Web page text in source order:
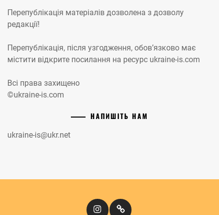
Перепублікація матеріалів дозволена з дозволу
редакції!
Перепублікація, після узгодження, обов’язково має
містити відкрите посилання на ресурс ukraine-is.com
Всі права захищено
©ukraine-is.com
НАПИШІТЬ НАМ
ukraine-is@ukr.net
InstagramКіномандри